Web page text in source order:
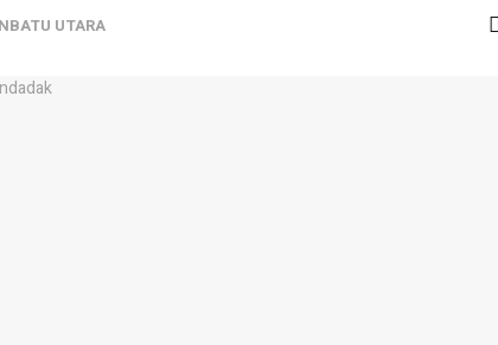
UTARA